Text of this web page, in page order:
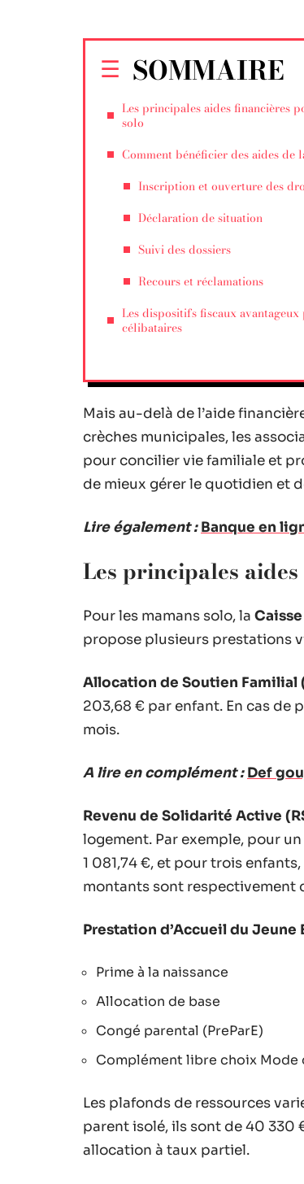
SOMMAIRE
Les principales aides financières
solo
Comment bénéficier des aides de
Inscription et ouverture des
Déclaration de situation
Suivi des dossiers
Recours et réclamations
Les dispositifs fiscaux avantageux
célibataires
Mais au-delà de l’aide
crèches municipales, les
pour concilier vie familiale et
de mieux gérer le quotidien et
Lire également : Banque en
Les principales
Pour les mamans solo, la
propose plusieurs prestations
Allocation de Soutien Familial
203,68 € par enfant. En cas de
mois.
A lire en complément : Def
Revenu de Solidarité Active
logement. Par exemple, pour
1 081,74 €, et pour trois
montants sont respectivement
Prestation d’Accueil du Jeune
Prime à la naissance
Allocation de base
Congé parental (PreParE)
Complément libre choix Mode
Les plafonds de ressources
parent isolé, ils sont de 40 330
allocation à taux partiel.